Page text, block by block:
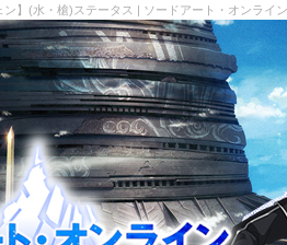
】(水・槍)ステータス | ソードアート・オンラ